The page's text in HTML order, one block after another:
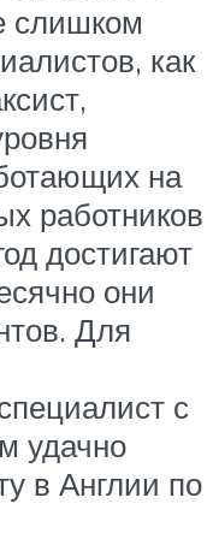
слишком
как
на
работников
достигают
они
Для
с
удачно
в Англии по